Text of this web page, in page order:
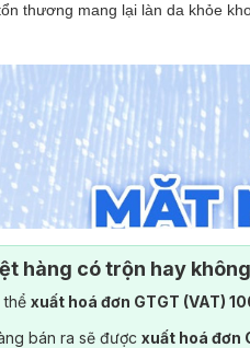
thương mang lại làn da khỏe
hàng có trộn hay
thể xuất hoá đơn GTGT (VAT)
bán ra sẽ được xuất hoá đơn